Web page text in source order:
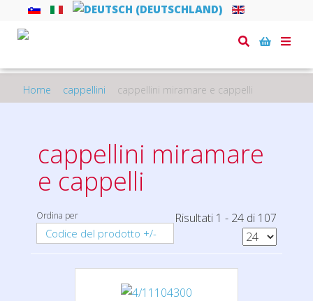
Toggle
Home cappellini cappellini miramare e cappelli
cappellini miramare
e cappelli
Ordina per
Codice del prodotto +/-
Risultati 1 - 24 di 107